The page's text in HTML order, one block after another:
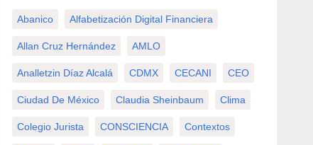
Abanico Alfabetización Digital Financiera
Allan Cruz Hernández AMLO
Analletzin Díaz Alcalá CDMX CECANI CEO
Ciudad De México Claudia Sheinbaum Clima
Colegio Jurista CONSCIENCIA Contextos